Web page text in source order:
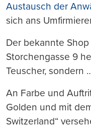
Austausch der
sich ans
Der bekannte
Storchengasse 9
Teuscher, sondern
An Farbe und
Golden und mit
Switzerland“